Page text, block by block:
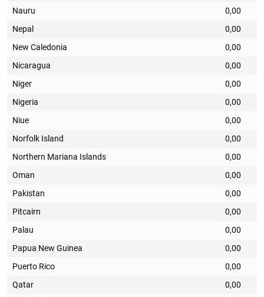
Nauru
0,00
Nepal
0,00
New Caledonia
0,00
Nicaragua
0,00
Niger
0,00
Nigeria
0,00
Niue
0,00
Norfolk Island
0,00
Northern Mariana Islands
0,00
Oman
0,00
Pakistan
0,00
Pitcairn
0,00
Palau
0,00
Papua New Guinea
0,00
Puerto Rico
0,00
Qatar
0,00